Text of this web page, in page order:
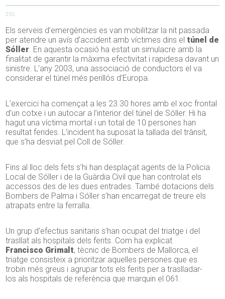
255
Els serveis d’emergències es van mobilitzar la nit passada
per atendre un avís d’accident amb víctimes dins el túnel de
Sóller. En aquesta ocasió ha estat un simulacre amb la
finalitat de garantir la màxima efectivitat i rapidesa davant un
sinistre. L’any 2003, una associació de conductors el va
considerar el túnel més perillós d’Europa.
L’exercici ha començat a les 23.30 hores amb el xoc frontal
d’un cotxe i un autocar a l’interior del túnel de Sóller. Hi ha
hagut una víctima mortal i un total de 10 persones han
resultat ferides. L’incident ha suposat la tallada del trànsit,
que s’ha desviat pel Coll de Sóller.
Fins al lloc dels fets s’hi han desplaçat agents de la Policia
Local de Sóller i de la Guàrdia Civil que han controlat els
accessos des de les dues entrades. També dotacions dels
Bombers de Palma i Sóller s’han encarregat de treure els
atrapats entre la ferralla.
Un grup d’efectius sanitaris s’han ocupat del triatge i del
trasllat als hospitals dels ferits. Com ha explicat
Francisco Grimalt, tècnic de Bombers de Mallorca, el
triatge consisteix a prioritzar aquelles persones que es
trobin més greus i agrupar tots els ferits per a traslladar-
los als hospitals de referència que marquin el 061.